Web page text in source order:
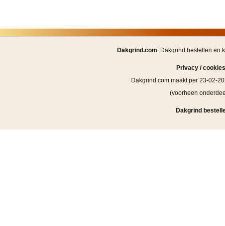
Dakgrind.com: Dakgrind bestellen en
Privacy / cookies
Dakgrind.com maakt per 23-02-
(voorheen
Dakgrind